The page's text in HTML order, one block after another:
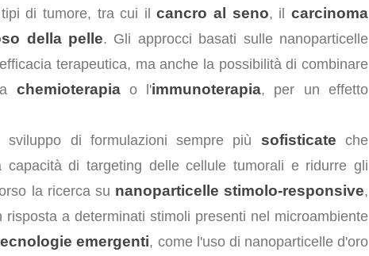
tipi di tumore, tra cui ilcancro al seno, il carcinoma
della pelle. Gli approcci basati sulle nanoparticelle
terapeutica, ma anche la possibilità di combinare
chemioterapiao l'immunoterapia, per un effetto
di formulazioni sempre più sofisticate che
capacità di targeting delle cellule tumorali e ridurre gli
la ricerca su nanoparticelle stimolo-responsive,
a determinati stimoli presenti nel microambiente
emergenti, come l'uso di nanoparticelle d'oro